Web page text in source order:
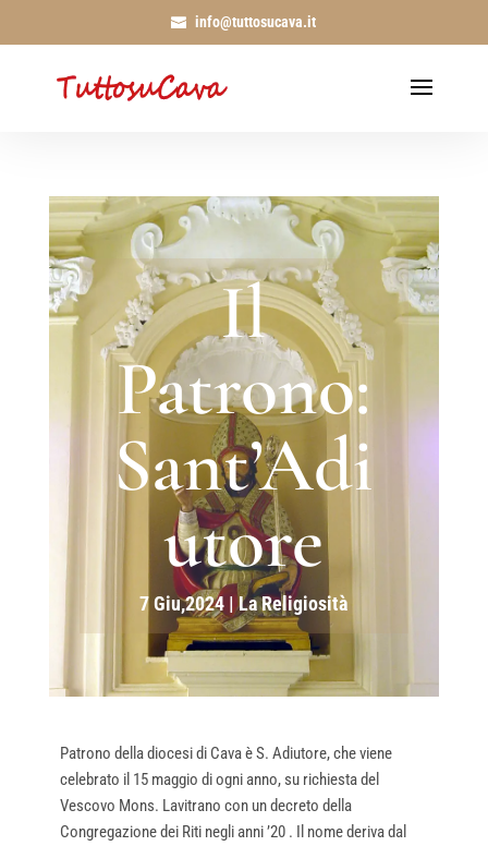
info@tuttosucava.it
Il
Patrono:
Sant’Adi
utore
7 Giu,2024 |La Religiosità
Patrono della diocesi di Cava è S. Adiutore, che viene
celebrato il 15 maggio di ogni anno, su richiesta del
Vescovo Mons. Lavitrano con un decreto della
Congregazione dei Riti negli anni ’20 . Il nome deriva dal